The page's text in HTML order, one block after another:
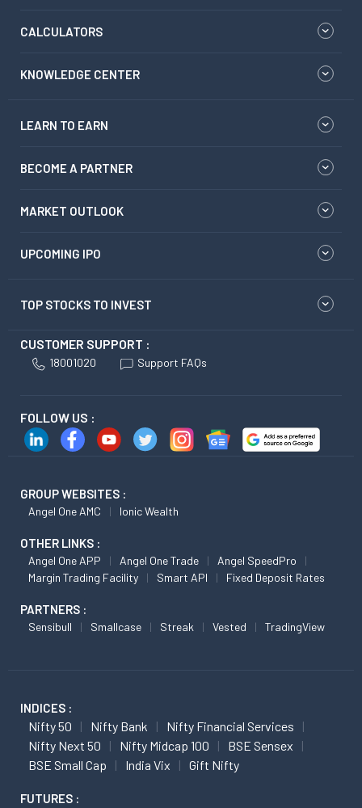
CALCULATORS
KNOWLEDGE CENTER
LEARN TO EARN
BECOME A PARTNER
MARKET OUTLOOK
UPCOMING IPO
TOP STOCKS TO INVEST
CUSTOMER SUPPORT :
18001020 Support FAQs
FOLLOW US :
GROUP WEBSITES :
Angel One AMC Ionic Wealth
OTHER LINKS :
Angel One APP Angel One Trade
Angel SpeedPro
Margin Trading Facility
Smart API Fixed Deposit Rates
PARTNERS :
Sensibull Smallcase Streak Vested TradingView
INDICES :
Nifty 50 Nifty Bank
Nifty Financial Services
Nifty Next 50
Nifty Midcap 100
BSE Sensex
BSE Small Cap
India Vix Gift Nifty
FUTURES :